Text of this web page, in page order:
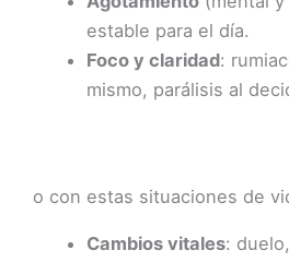
estable para el día.
Foco y claridad:
mismo, parálisis al
o con estas situaciones de
Cambios vitales: